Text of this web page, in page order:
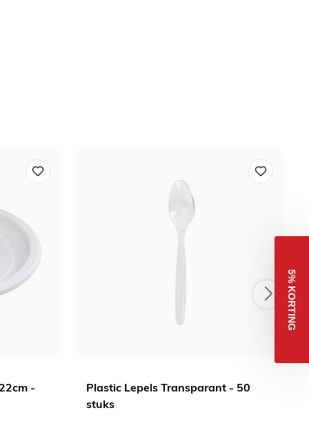
-
Plastic Lepels Transparant - 50
stuks
5% KORTING